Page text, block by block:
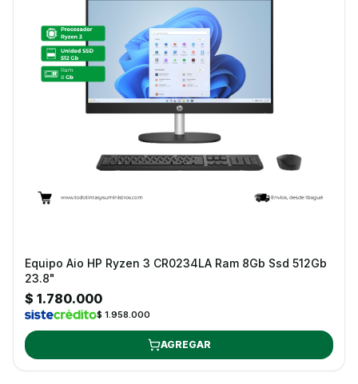
Equipo Aio HP Ryzen 3 CR0234LA Ram 8Gb Ssd 512Gb
23.8"
$ 1.780.000
$ 1.958.000
AGREGAR